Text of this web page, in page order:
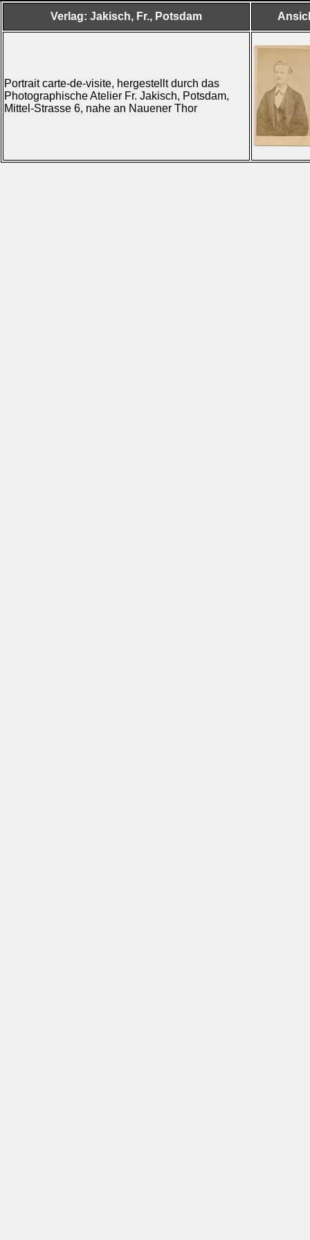
Verlag: Jakisch, Fr., Potsdam
Portrait carte-de-visite, hergestellt durch das
Photographische Atelier Fr. Jakisch, Potsdam,
Mittel-Strasse 6, nahe an Nauener Thor